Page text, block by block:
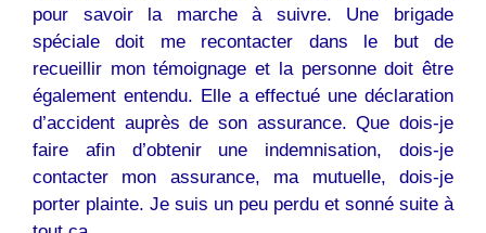
pour savoir la marche à suivre. Une brigade
spéciale doit me recontacter dans le but de
recueillir mon témoignage et la personne doit être
également entendu. Elle a effectué une déclaration
d’accident auprès de son assurance. Que dois-je
faire afin d’obtenir une indemnisation, dois-je
contacter mon assurance, ma mutuelle, dois-je
porter plainte. Je suis un peu perdu et sonné suite à